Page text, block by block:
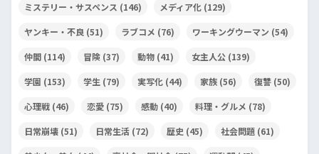
ミステリー・サスペンス (146) メディア化 (129)
ヤンキー・不良 (51) ラブコメ (76) ワーキングウーマン (54)
仲間 (114) 冒険 (37) 動物 (41) 女主人公 (139)
学園 (153) 学生 (79) 実写化 (44) 家族 (56) 復讐 (50)
心理戦 (46) 恋愛 (75) 感動 (40) 料理・グルメ (78)
日常崩壊 (51) 日常生活 (72) 歴史 (45) 社会問題 (61)